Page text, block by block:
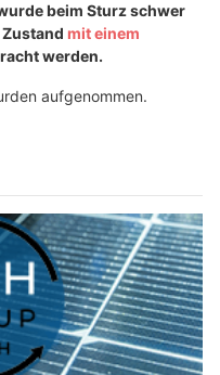
beim Sturz schwer
mit einem
werden.
aufgenommen.